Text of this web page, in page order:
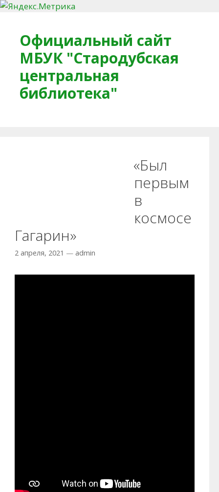
Официальный сайт
МБУК "Стародубская
центральная
библиотека"
«Был
первым
в
космосе
Гагарин»
2 апреля, 2021 — admin